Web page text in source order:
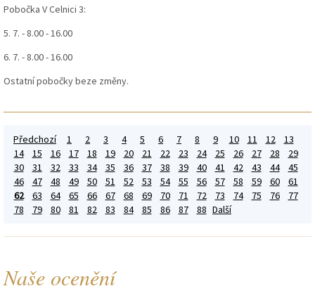
Pobočka V Celnici 3:
5. 7. - 8.00 - 16.00
6. 7. - 8.00 - 16.00
Ostatní pobočky beze změny.
Předchozí 1 2 3 4 5 6 7 8 9 10 11 12
13
14
15 16 17 18 19 20 21 22 23 24 25 26 27 28
29
30
31 32 33 34 35 36 37 38 39 40 41 42 43 44
45
46
47 48 49 50 51 52 53 54 55 56 57 58 59 60
61
62
63 64 65 66 67 68 69 70 71 72 73 74 75 76
77
78
79 80 81 82 83 84 85 86 87 88 Další
Naše ocenění